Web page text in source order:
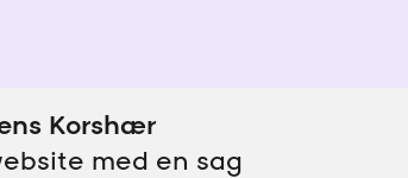
Korshær
med en sag